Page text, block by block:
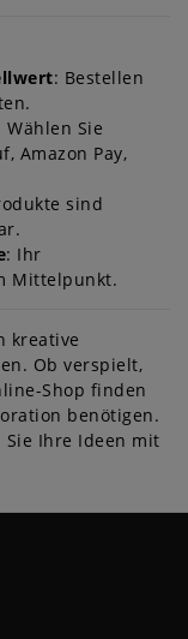
: Bestellen
Wählen Sie
Amazon Pay,
sind
: Ihr
Mittelpunkt.
kreative
Ob verspielt,
Shop finden
benötigen.
Sie Ihre Ideen mit